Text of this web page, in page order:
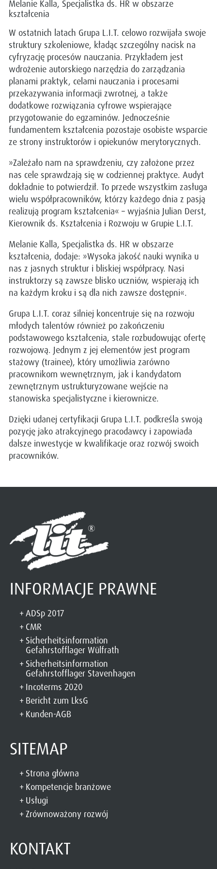
Melanie Kalla, Specjalistka ds. HR w obszarze
kształcenia
W ostatnich latach Grupa L.I.T. celowo rozwijała swoje
struktury szkoleniowe, kładąc szczególny nacisk na
cyfryzację procesów nauczania. Przykładem jest
wdrożenie autorskiego narzędzia do zarządzania
planami praktyk, celami nauczania i procesami
przekazywania informacji zwrotnej, a także
dodatkowe rozwiązania cyfrowe wspierające
przygotowanie do egzaminów. Jednocześnie
fundamentem kształcenia pozostaje osobiste wsparcie
ze strony instruktorów i opiekunów merytorycznych.
»Zależało nam na sprawdzeniu, czy założone przez
nas cele sprawdzają się w codziennej praktyce. Audyt
dokładnie to potwierdził. To przede wszystkim zasługa
wielu współpracowników, którzy każdego dnia z pasją
realizują program kształcenia« – wyjaśnia Julian Derst,
Kierownik ds. Kształcenia i Rozwoju w Grupie L.I.T.
Melanie Kalla, Specjalistka ds. HR w obszarze
kształcenia, dodaje: »Wysoka jakość nauki wynika u
nas z jasnych struktur i bliskiej współpracy. Nasi
instruktorzy są zawsze blisko uczniów, wspierają ich
na każdym kroku i są dla nich zawsze dostępni«.
Grupa L.I.T. coraz silniej koncentruje się na rozwoju
młodych talentów również po zakończeniu
podstawowego kształcenia, stale rozbudowując ofertę
rozwojową. Jednym z jej elementów jest program
stażowy (trainee), który umożliwia zarówno
pracownikom wewnętrznym, jak i kandydatom
zewnętrznym ustrukturyzowane wejście na
stanowiska specjalistyczne i kierownicze.
Dzięki udanej certyfikacji Grupa L.I.T. podkreśla swoją
pozycję jako atrakcyjnego pracodawcy i zapowiada
dalsze inwestycje w kwalifikacje oraz rozwój swoich
pracowników.
INFORMACJE PRAWNE
ADSp 2017
CMR
Sicherheitsinformation
Gefahrstofflager Wülfrath
Sicherheitsinformation
Gefahrstofflager Stavenhagen
Incoterms 2020
Bericht zum LksG
Kunden-AGB
SITEMAP
Strona główna
Kompetencje branżowe
Usługi
Zrównoważony rozwój
KONTAKT